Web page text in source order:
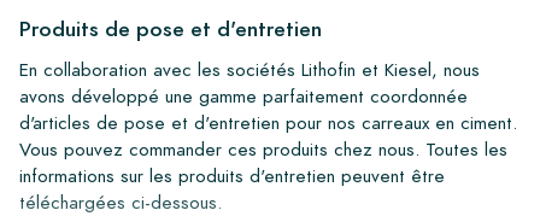
Produits de pose et d'entretien
En collaboration avec les sociétés Lithofin et Kiesel, nous
avons développé une gamme parfaitement coordonnée
d'articles de pose et d'entretien pour nos carreaux en ciment.
Vous pouvez commander ces produits chez nous. Toutes les
informations sur les produits d'entretien peuvent être
téléchargées ci-dessous.